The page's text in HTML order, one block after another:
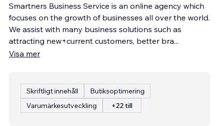
Smartners Business Service is an online agency which
focuses on the growth of businesses all over the world.
We assist with many business solutions such as
attracting new+current customers, better bra...
Visa mer
Skriftligt innehåll
Butiksoptimering
Varumärkesutveckling
+22 till